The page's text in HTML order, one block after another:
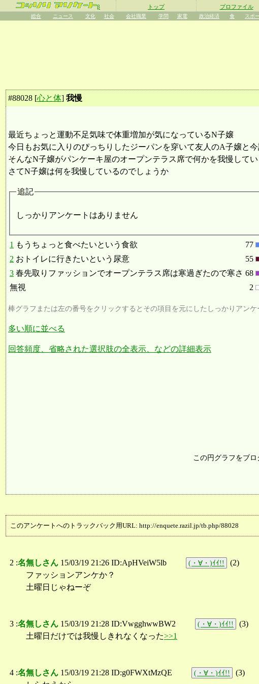
β トップ プロファイル
総合 ニュース 文化 社会 会社職業 学問 家電 政治経済 食 スポ
#88028 [心と体] 我慢
最近ちょっと運動不足気味で体重増加が気になっているN子嬢
今日もお気に入りのぴっちりしたジーパンを穿いて友人のA子嬢と
そんなN子嬢がパンケーキ屋のオープンテラス席で何かを我慢して
さてN子嬢は何を我慢しているのでしょうか
追記
しっかりアンケートはありません
1 もうちょっと食べたいという食欲 77
2 おトイレに行きたいという尿意 55
3 春先取りファッションでオープンテラス席は寒過ぎたので寒さ 68
無視
2
棒グラフまたは左の番号をクリックするとその項目を元にしたしっかりアンケ
多い順に並べる
回答頻度、省略された選択肢の全表示、などの詳細表示
この円グラフをブ
このアンケートへのトラックバック用URL: http://enquete.razil.jp/tb.php/88028
2 :名無しさん 15/03/19 21:26 ID:ApHVeiW5lb (・∀・)ｲｲ!! (2)
ファッションアンケか？
土曜日じゃねーぞ
3 :名無しさん 15/03/19 21:28 ID:VwgghwwBW2 (・∀・)ｲｲ!! (3)
土曜日だけでは我慢しきれなくなった>>1
4 :名無しさん 15/03/19 21:28 ID:g0FWXtMzQE (・∀・)ｲｲ!! (3)